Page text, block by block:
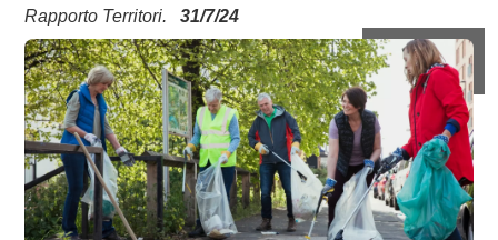
Rapporto Territori. 31/7/24